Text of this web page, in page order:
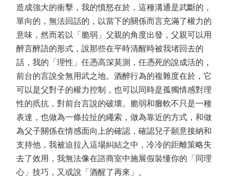
造成強大的衝擊，我的憤怒在於，這種溝通是武斷的，
單向的，無法回話的，以當下的關係而言充滿了權力的
意味，然而若以「脆弱」父親的角度出發，父親可以用
醉言醉語的形式，說那些在平時清醒時被我堵回去的
話，我的「理性」任憑高深莫測，任憑死的說成活的，
前台的言說全無用武之地。酒醉行為的複雜度在於，它
可以是父對子的權力控制，也可以同時是孤獨情感對理
性的扺抗，對前台言說的破壞。脆弱和癱軟不只是一種
表達，也做為一條拉扯的繩索，做為靠近的方式，和做
為父子關係在情感面向上的確認，確認兒子願意接納和
支持他，我被迫拉入這場糾結之中，冷冷的距離策略失
去了效用，我無法像在諮商室中施展假裝懂你的「同理
心」技巧，又或說「酒醒了再來」。